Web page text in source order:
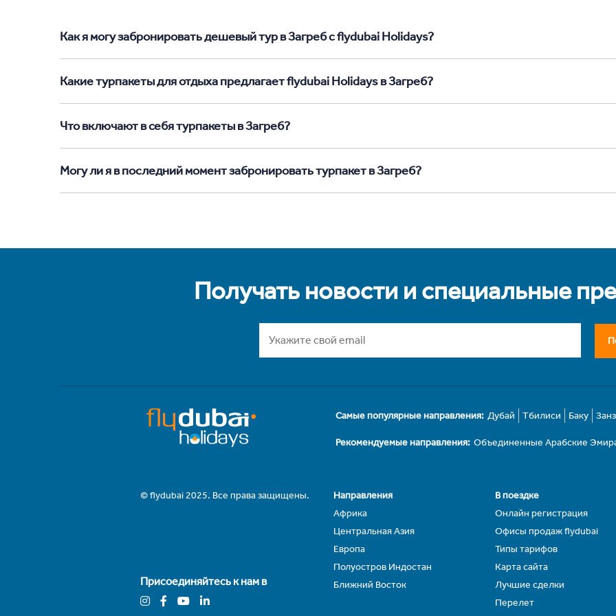
Как я могу забронировать дешевый тур в Загреб с flydubai Holidays?
Какие турпакеты для отдыха предлагает flydubai Holidays в Загреб?
Что включают в себя турпакеты в Загреб?
Могу ли я в последний момент забронировать турпакет в Загреб?
Получать новости и специальные
Самые популярные направления: Дубай Тбилиси Баку
Рекомендуемые направления: Объединенные Арабские
© flydubai 2025. Все права защищены.
Присоединяйтесь к нам в
Направления
Африка
Центральная Азия
Европа
Полуостров Индостан
Ближний Восток
В поездке
Онлайн регистрация
Офисы продаж flydubai
Типы тарифов
Карта сайта
Лучшие сделки
Перелет